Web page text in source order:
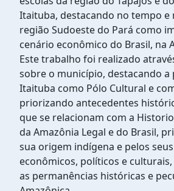
Itaituba, destacando no tempo e
região Sudoeste do Pará como
cenário econômico do Brasil, na
Este trabalho foi realizado
sobre o município, destacando a
Itaituba como Pólo Cultural e
priorizando antecedentes
que se relacionam com a
da Amazônia Legal e do Brasil,
sua origem indígena e pelos
econômicos, políticos e
as permanências históricas e